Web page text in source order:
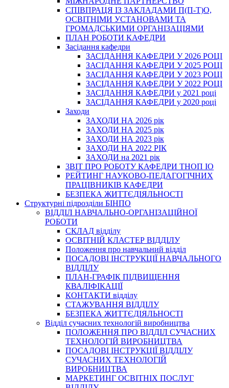
СПІВПРАЦЯ ІЗ ЗАКЛАДАМИ П(П-Т)О,
ОСВІТНІМИ УСТАНОВАМИ ТА
ГРОМАДСЬКИМИ ОРГАНІЗАЦІЯМИ
ПЛАН РОБОТИ КАФЕДРИ
Засідання кафедри
ЗАСІДАННЯ КАФЕДРИ У 2026 РОЦІ
ЗАСІДАННЯ КАФЕДРИ У 2025 РОЦІ
ЗАСІДАННЯ КАФЕДРИ У 2023 РОЦІ
ЗАСІДАННЯ КАФЕДРИ У 2022 РОЦІ
ЗАСІДАННЯ КАФЕДРИ у 2021 році
ЗАСІДАННЯ КАФЕДРИ у 2020 році
Заходи
ЗАХОДИ НА 2026 рік
ЗАХОДИ НА 2025 рік
ЗАХОДИ НА 2023 рік
ЗАХОДИ НА 2022 РІК
ЗАХОДИ на 2021 рік
3BIT ПРО РОБОТУ КАФЕДРИ ТНОП ІО
РЕЙТИНГ НАУКОВО-ПЕДАГОГІЧНИХ
ПРАЦІВНИКІВ КАФЕДРИ
БЕЗПЕКА ЖИТТЄДІЯЛЬНОСТІ
Структурні підрозділи БІНПО
ВІДДІЛ НАВЧАЛЬНО-ОРГАНІЗАЦІЙНОЇ
РОБОТИ
СКЛАД відділу
ОСВІТНІЙ КЛАСТЕР ВІДДІЛУ
Положення про навчальний вiддiл
ПОСАДОВІ ІНСТРУКЦІЇ НАВЧАЛЬНОГО
ВІДДІЛУ
ПЛАН-ГРАФІК ПІДВИЩЕННЯ
КВАЛІФІКАЦІЇ
КОНТАКТИ відділу
СТАЖУВАННЯ ВІДДІЛУ
БЕЗПЕКА ЖИТТЄДІЯЛЬНОСТІ
Відділ сучасних технологій виробництва
ПОЛОЖЕННЯ ПРО ВІДДІЛ СУЧАСНИХ
ТЕХНОЛОГІЙ ВИРОБНИЦТВА
ПОСАДОВІ ІНСТРУКЦІЇ ВІДДІЛУ
СУЧАСНИХ ТЕХНОЛОГІЙ
ВИРОБНИЦТВА
МАРКЕТИНГ ОСВІТНІХ ПОСЛУГ